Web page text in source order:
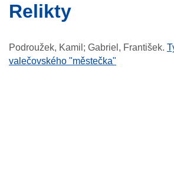
relikty
Podroužek, Kamil; Gabriel, František.
valečovského "městečka"